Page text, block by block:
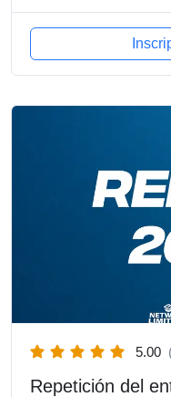
5.00
Repetición del